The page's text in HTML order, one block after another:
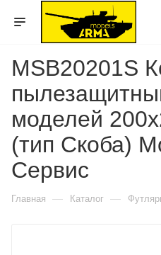
MSB20201S
моделей
(тип Скоба)
Сервис
Главная — Каталог —